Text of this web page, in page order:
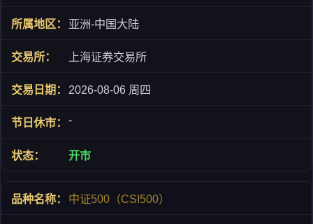
亚洲-中国大陆
上海证券交易所
2026-08-06 周四
-
开市
中证500（CSI500）